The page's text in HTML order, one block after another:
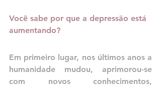
Você sabe por que a depressão está
aumentando?
Em primeiro lugar, nos últimos anos a
humanidade mudou, aprimorou-se
com novos conhecimentos,